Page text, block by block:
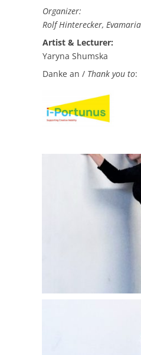
Organizer:
Rolf Hinterecker,
Artist & Lecturer:
Yaryna Shumska
Danke an / Thank you to: